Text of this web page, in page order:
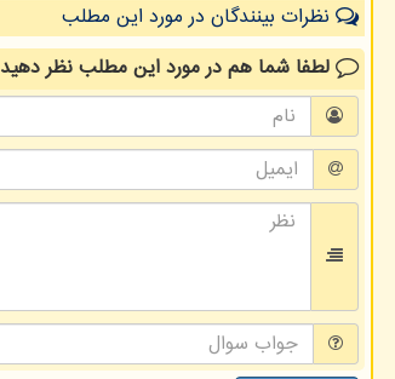
نظرات بینندگان در مورد این مطلب
لطفا شما همدر مورد این مطلبنظر دهید